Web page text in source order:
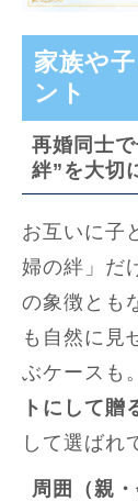
家族や
ント
再婚同士
絆”を大切
お互いに子
婦の絆」だ
の象徴とも
も自然に見
ぶケースも
トにして贈
して選ばれ
周囲（親